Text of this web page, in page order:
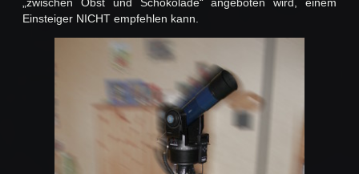
Einsteiger NICHT empfehlen kann.